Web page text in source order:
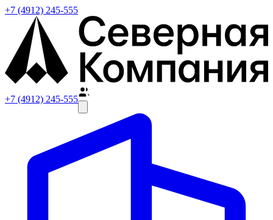
+7 (4912) 245-555
+7 (4912) 245-555